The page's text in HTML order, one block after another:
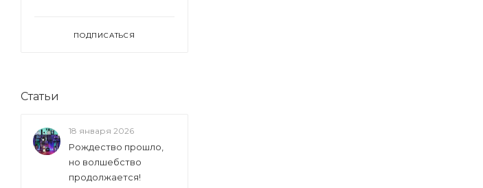
ПОДПИСАТЬСЯ
Статьи
18 января 2026
Рождество прошло,
но волшебство
продолжается!